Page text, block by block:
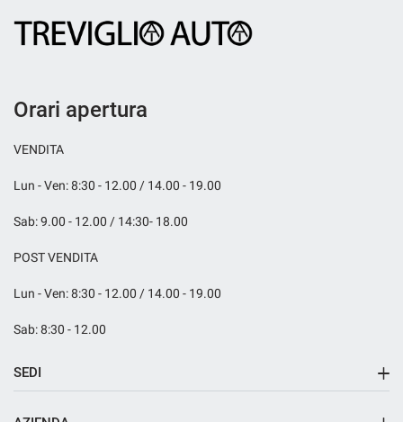
Orari apertura
VENDITA
Lun - Ven: 8:30 - 12.00 / 14.00 - 19.00
Sab: 9.00 - 12.00 / 14:30- 18.00
POST VENDITA
Lun - Ven: 8:30 - 12.00 / 14.00 - 19.00
Sab: 8:30 - 12.00
SEDI